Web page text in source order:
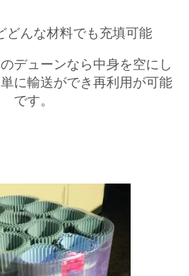
どんな材料でも充填可能
デューンなら中身を空にし
に輸送ができ再利用が可能
です。